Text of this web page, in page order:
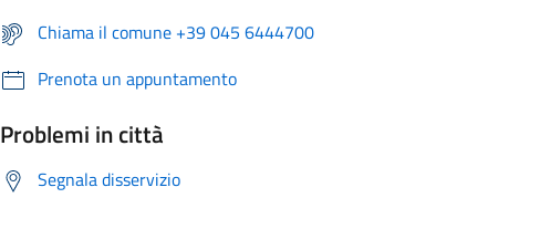
Chiama il comune +39 045 6444700
Prenota un appuntamento
Problemi in città
Segnala disservizio